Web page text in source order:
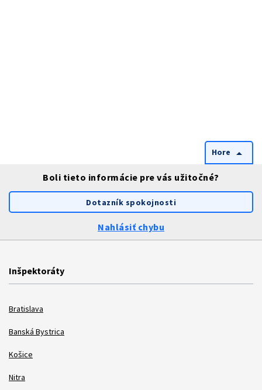
Hore arrow_drop_up
Boli tieto informácie pre vás užitočné?
Dotazník spokojnosti
Nahlásiť chybu
Inšpektoráty
Bratislava
Banská Bystrica
Košice
Nitra